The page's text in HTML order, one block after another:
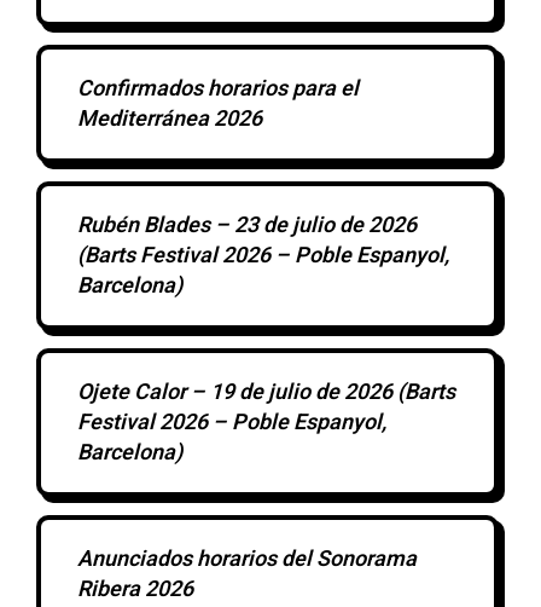
Confirmados horarios para el
Mediterránea 2026
Rubén Blades – 23 de julio de 2026
(Barts Festival 2026 – Poble Espanyol,
Barcelona)
Ojete Calor – 19 de julio de 2026 (Barts
Festival 2026 – Poble Espanyol,
Barcelona)
Anunciados horarios del Sonorama
Ribera 2026